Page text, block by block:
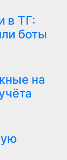
в ТГ:
боты
на